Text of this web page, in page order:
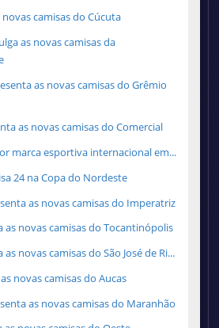
camisas do Cúcuta
as novas camisas da
as novas camisas do Grêmio
as novas camisas do Comercial
marca esportiva internacional em...
24 na Copa do Nordeste
as novas camisas do Imperatriz
as novas camisas do Tocantinópolis
as novas camisas do São José de Ri...
novas camisas do Aucas
as novas camisas do Maranhão